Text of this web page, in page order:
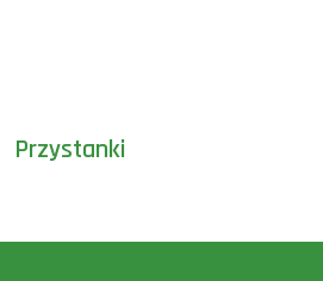
Przystanki